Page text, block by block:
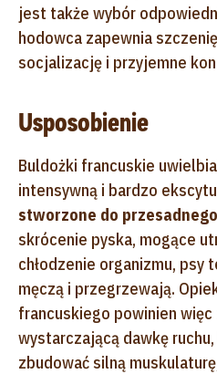
jest także wybór
hodowca zapewnia
socjalizację i przyjemne
Usposobienie
Buldożki francuskie
intensywną i bardzo
stworzone do
skrócenie pyska, mogące
chłodzenie organizmu, psy
męczą i przegrzewają.
francuskiego powinien więc
wystarczającą dawkę
zbudować silną